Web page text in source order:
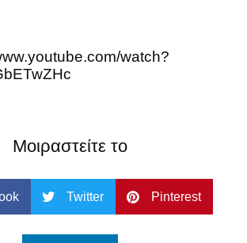
watch?
Μοιραστείτε το
Twitter Pinterest